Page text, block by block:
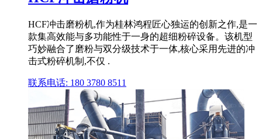
HCF冲击磨粉机,作为桂林鸿程匠心独运的创新之作,是一
款集高效能与多功能性于一身的超细粉碎设备。该机型
巧妙融合了磨粉与双分级技术于一体,核心采用先进的冲
击式粉碎机制,不仅 .
联系电话: 180 3780 8511